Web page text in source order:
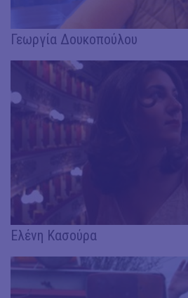
Γεωργία Δουκοπούλου
Ελένη Κασούρα